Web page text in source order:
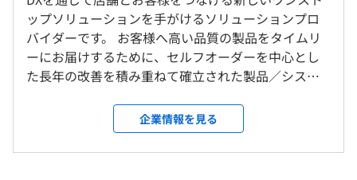
開発環境PCとして、高スペックのデスクトップPCを用意
します。
またオフィス業務用や会議用に、ノートPCも別途ご用意
します。
＜変更範囲＞
変更なし
受動喫煙防止措置に関する事項
平均残業時間：平均20時間／月
【年間休日120日】
完全週休2日制（土・日・祝日）
ップソリューションを手がけるソリューションプロ
バイダーです。 お客様へ高い品質の製品をタイムリ
ーにお届けするために、セルフオーダーを中心とし
た長年の改善を積み重ねて確立された製品／システ
（予約）→案内→注文（端末／スマホ）→提供→バ
ッシング→会計→分析」の流れを一気通貫でサポー
トします。 セルフオーダー端末導入No.1・導入店舗
企業情報を見る